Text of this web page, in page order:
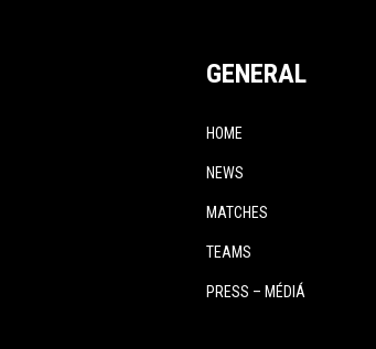
GENERAL
HOME
NEWS
MATCHES
TEAMS
PRESS – MÉDIÁ